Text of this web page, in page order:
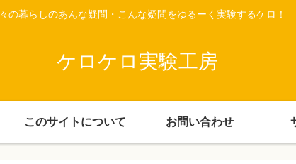
の暮らしのあんな疑問・こんな疑問をゆるーく実験するケロ！
ケロケロ実験工房
このサイトについて お問い合わせ